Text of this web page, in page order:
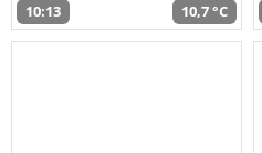
10:13 10,7 °C